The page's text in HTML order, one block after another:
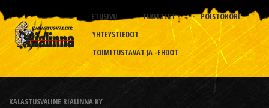
ETUSIVU TUOTTEET
POISTOKORI
YHTEYSTIEDOT
TOIMITUSTAVAT JA -EHDOT
KALASTUSVÄLINE RIALINNA KY